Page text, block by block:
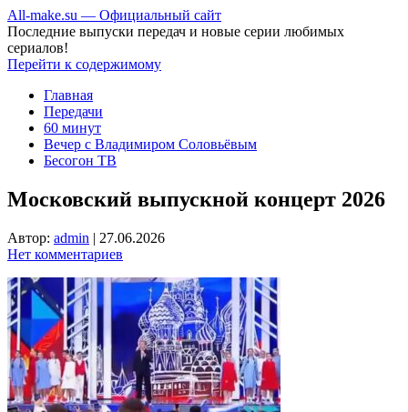
All-make.su — Официальный сайт
Последние выпуски передач и новые серии любимых
сериалов!
Перейти к содержимому
Главная
Передачи
60 минут
Вечер с Владимиром Соловьёвым
Бесогон ТВ
Московский выпускной концерт 2026
Автор: admin | 27.06.2026
Нет комментариев